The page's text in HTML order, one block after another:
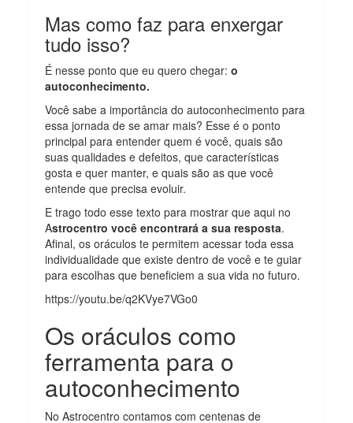
Mas como faz para enxergar
tudo isso?
É nesse ponto que eu quero chegar:o
autoconhecimento.
Você sabe a importância do autoconhecimento para
essa jornada de se amar mais? Esse é o ponto
principal para entender quem é você, quais são
suas qualidades e defeitos, que características
gosta e quer manter, e quais são as que você
entende que precisa evoluir.
E trago todo esse texto para mostrar que aqui no
Astrocentro você encontrará a sua resposta.
Afinal, os oráculos te permitem acessar toda essa
individualidade que existe dentro de você e te guiar
para escolhas que beneficiem a sua vida no futuro.
https://youtu.be/q2KVye7VGo0
Os oráculos como
ferramenta para o
autoconhecimento
No Astrocentro contamos com centenas de